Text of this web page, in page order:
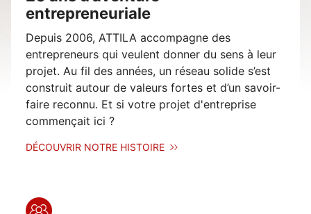
entrepreneuriale
Depuis 2006, ATTILA accompagne des
entrepreneurs qui veulent donner du sens à leur
projet. Au fil des années, un réseau solide s’est
construit autour de valeurs fortes et d’un savoir-
faire reconnu. Et si votre projet d'entreprise
commençait ici ?
DÉCOUVRIR NOTRE HISTOIRE